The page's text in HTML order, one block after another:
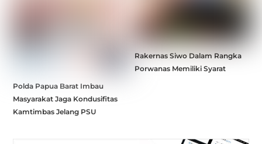
Polda Papua Barat Imbau
Masyarakat Jaga Kondusifitas
Kamtimbas Jelang PSU
Rakernas Siwo Dalam Rangka
Porwanas Memiliki Syarat